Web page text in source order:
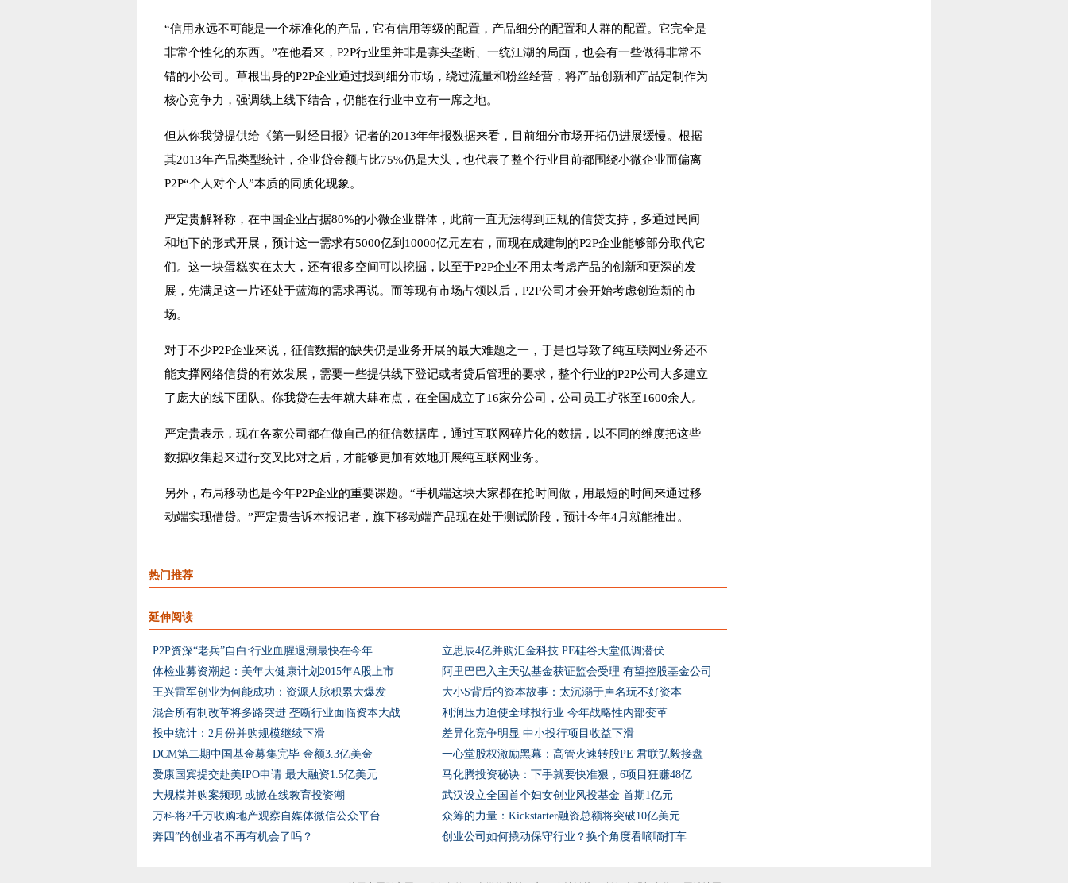
“信用永远不可能是一个标准化的产品，它有信用等级的配置，产品细分的配置和人群的配置。它完全是
非常个性化的东西。”在他看来，P2P行业里并非是寡头垄断、一统江湖的局面，也会有一些做得非常不
错的小公司。草根出身的P2P企业通过找到细分市场，绕过流量和粉丝经营，将产品创新和产品定制作为
核心竞争力，强调线上线下结合，仍能在行业中立有一席之地。
但从你我贷提供给《第一财经日报》记者的2013年年报数据来看，目前细分市场开拓仍进展缓慢。根据
其2013年产品类型统计，企业贷金额占比75%仍是大头，也代表了整个行业目前都围绕小微企业而偏离
P2P“个人对个人”本质的同质化现象。
严定贵解释称，在中国企业占据80%的小微企业群体，此前一直无法得到正规的信贷支持，多通过民间
和地下的形式开展，预计这一需求有5000亿到10000亿元左右，而现在成建制的P2P企业能够部分取代它
们。这一块蛋糕实在太大，还有很多空间可以挖掘，以至于P2P企业不用太考虑产品的创新和更深的发
展，先满足这一片还处于蓝海的需求再说。而等现有市场占领以后，P2P公司才会开始考虑创造新的市
场。
对于不少P2P企业来说，征信数据的缺失仍是业务开展的最大难题之一，于是也导致了纯互联网业务还不
能支撑网络信贷的有效发展，需要一些提供线下登记或者贷后管理的要求，整个行业的P2P公司大多建立
了庞大的线下团队。你我贷在去年就大肆布点，在全国成立了16家分公司，公司员工扩张至1600余人。
严定贵表示，现在各家公司都在做自己的征信数据库，通过互联网碎片化的数据，以不同的维度把这些
数据收集起来进行交叉比对之后，才能够更加有效地开展纯互联网业务。
另外，布局移动也是今年P2P企业的重要课题。“手机端这块大家都在抢时间做，用最短的时间来通过移
动端实现借贷。”严定贵告诉本报记者，旗下移动端产品现在处于测试阶段，预计今年4月就能推出。
热门推荐
延伸阅读
P2P资深“老兵”自白:行业血腥退潮最快在今年
立思辰4亿并购汇金科技 PE硅谷天堂低调潜伏
体检业募资潮起：美年大健康计划2015年A股上市
阿里巴巴入主天弘基金获证监会受理 有望控股基金公司
王兴雷军创业为何能成功：资源人脉积累大爆发
大小S背后的资本故事：太沉溺于声名玩不好资本
混合所有制改革将多路突进 垄断行业面临资本大战
利润压力迫使全球投行业 今年战略性内部变革
投中统计：2月份并购规模继续下滑
差异化竞争明显 中小投行项目收益下滑
DCM第二期中国基金募集完毕 金额3.3亿美金
一心堂股权激励黑幕：高管火速转股PE 君联弘毅接盘
爱康国宾提交赴美IPO申请 最大融资1.5亿美元
马化腾投资秘诀：下手就要快准狠，6项目狂赚48亿
大规模并购案频现 或掀在线教育投资潮
武汉设立全国首个妇女创业风投基金 首期1亿元
万科将2千万收购地产观察自媒体微信公众平台
众筹的力量：Kickstarter融资总额将突破10亿美元
奔四”的创业者不再有机会了吗？
创业公司如何撬动保守行业？换个角度看嘀嘀打车